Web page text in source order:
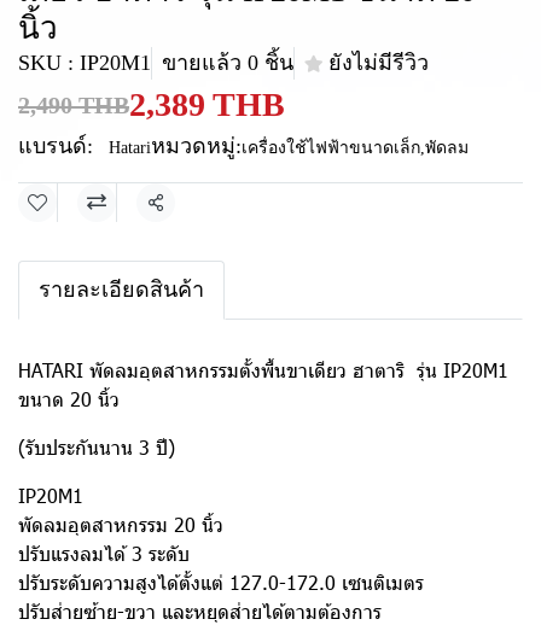
นิ้ว
SKU : IP20M1 ขายแล้ว 0 ชิ้น ยังไม่มีรีวิว
2,490 THB2,389 THB
แบรนด์: Hatariหมวดหมู่:เครื่องใช้ไฟฟ้าขนาดเล็ก,พัดลม
แชร์
รายละเอียดสินค้า
HATARI พัดลมอุตสาหกรรมตั้งพื้นขาเดียว ฮาตาริ รุ่น IP20M1
ขนาด 20 นิ้ว
(รับประกันนาน 3 ปี)
IP20M1
พัดลมอุตสาหกรรม 20 นิ้ว
ปรับแรงลมได้ 3 ระดับ
ปรับระดับความสูงได้ตั้งแต่ 127.0-172.0 เซนติเมตร
ปรับส่ายซ้าย-ขวา และหยุดส่ายได้ตามต้องการ